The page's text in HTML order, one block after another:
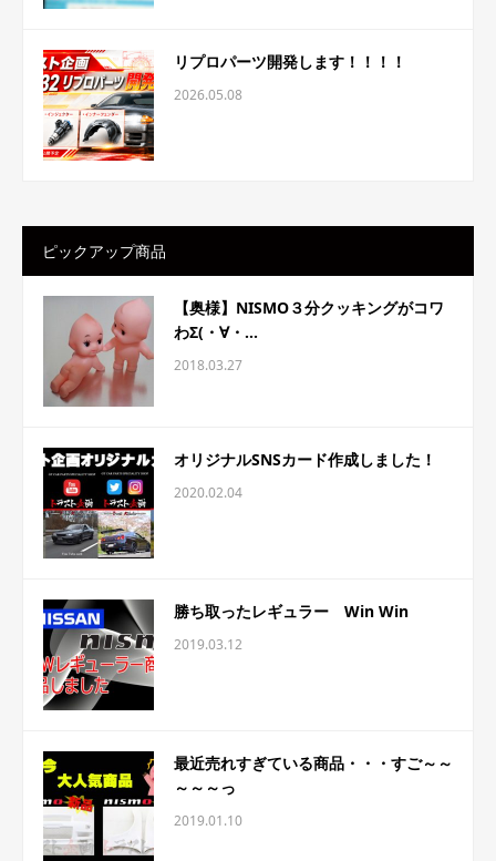
リプロパーツ開発します！！！！
2026.05.08
ピックアップ商品
【奥様】NISMO３分クッキングがコワ
わΣ(・∀・...
2018.03.27
オリジナルSNSカード作成しました！
2020.02.04
勝ち取ったレギュラー Win Win
2019.03.12
最近売れすぎている商品・・・すご～～
～～～っ
2019.01.10